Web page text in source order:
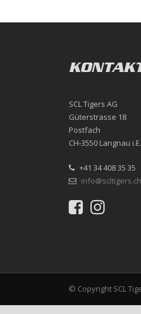
SCL Tigers AG
Güterstrasse 18
Postfach
CH-3550 Langnau i.E.
+41 34 408 35 35
info@scltigers.ch
© Copyright SCL